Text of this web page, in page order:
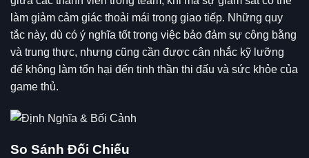
làm giảm cảm giác thoải mái trong giao tiếp. Những quy
tắc này, dù có ý nghĩa tốt trong việc bảo đảm sự công bằng
và trung thực, nhưng cũng cần được cân nhắc kỹ lưỡng
để không làm tổn hại đến tinh thần thi đấu và sức khỏe của
game thủ.
So Sánh Đối Chiếu